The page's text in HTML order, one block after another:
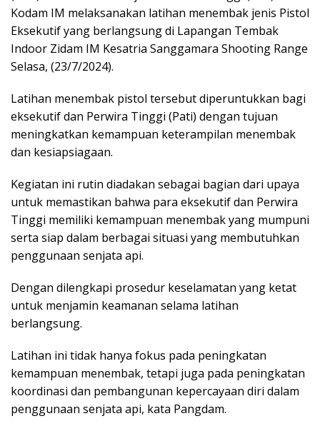
Kodam IM melaksanakan latihan menembak jenis Pistol
Eksekutif yang berlangsung di Lapangan Tembak
Indoor Zidam IM Kesatria Sanggamara Shooting Range
Selasa, (23/7/2024).
Latihan menembak pistol tersebut diperuntukkan bagi
eksekutif dan Perwira Tinggi (Pati) dengan tujuan
meningkatkan kemampuan keterampilan menembak
dan kesiapsiagaan.
Kegiatan ini rutin diadakan sebagai bagian dari upaya
untuk memastikan bahwa para eksekutif dan Perwira
Tinggi memiliki kemampuan menembak yang mumpuni
serta siap dalam berbagai situasi yang membutuhkan
penggunaan senjata api.
Dengan dilengkapi prosedur keselamatan yang ketat
untuk menjamin keamanan selama latihan
berlangsung.
Latihan ini tidak hanya fokus pada peningkatan
kemampuan menembak, tetapi juga pada peningkatan
koordinasi dan pembangunan kepercayaan diri dalam
penggunaan senjata api, kata Pangdam.